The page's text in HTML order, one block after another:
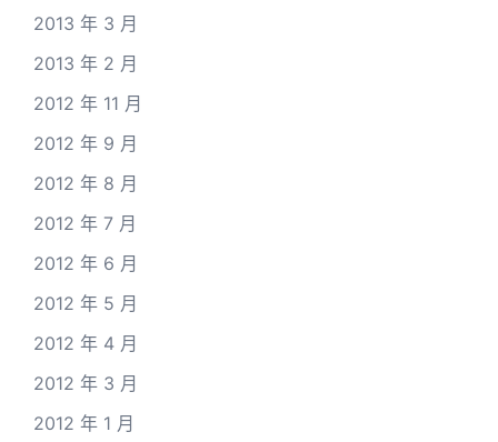
2013 年 3 月
2013 年 2 月
2012 年 11 月
2012 年 9 月
2012 年 8 月
2012 年 7 月
2012 年 6 月
2012 年 5 月
2012 年 4 月
2012 年 3 月
2012 年 1 月